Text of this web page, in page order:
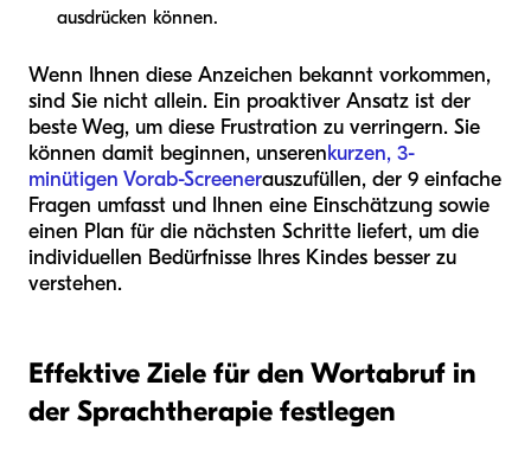
ausdrücken können.
Wenn Ihnen diese Anzeichen bekannt vorkommen,
sind Sie nicht allein. Ein proaktiver Ansatz ist der
beste Weg, um diese Frustration zu verringern. Sie
können damit beginnen, unserenkurzen, 3-
minütigen Vorab-Screenerauszufüllen, der 9 einfache
Fragen umfasst und Ihnen eine Einschätzung sowie
einen Plan für die nächsten Schritte liefert, um die
individuellen Bedürfnisse Ihres Kindes besser zu
verstehen.
Effektive Ziele für den Wortabruf in
der Sprachtherapie festlegen